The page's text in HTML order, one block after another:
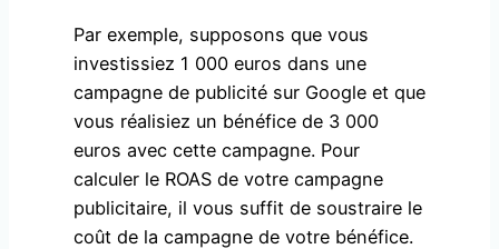
Par exemple, supposons que vous
investissiez 1 000 euros dans une
campagne de publicité sur Google et que
vous réalisiez un bénéfice de 3 000
euros avec cette campagne. Pour
calculer le ROAS de votre campagne
publicitaire, il vous suffit de soustraire le
coût de la campagne de votre bénéfice.